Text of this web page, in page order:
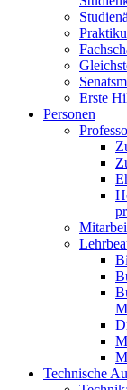
Erste
Personen
Technische